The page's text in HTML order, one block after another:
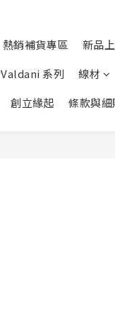
熱銷補貨專區
新品
Valdani 系列
線材
創立緣起 條款與細